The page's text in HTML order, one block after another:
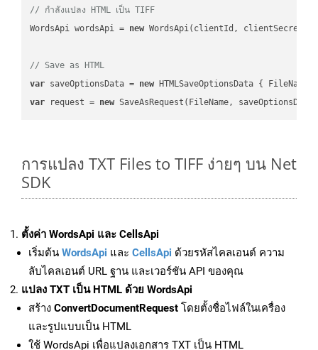
// กำลังแปลง HTML เป็น TIFF
WordsApi wordsApi = new WordsApi(clientId, clientSecret);
// Save as HTML
var saveOptionsData = new HTMLSaveOptionsData { FileName
var request = new
การแปลง TXT Files to TIFF ง่ายๆ บน Net
SDK
ตั้งค่า WordsApi และ CellsApi
เริ่มต้น WordsApi และ CellsApi ด้วยรหัสไคลเอนต์ ความ
ลับไคลเอนต์ URL ฐาน และเวอร์ชัน API ของคุณ
แปลง TXT เป็น HTML ด้วย WordsApi
สร้าง ConvertDocumentRequest โดยตั้งชื่อไฟล์ในเครื่อง
และรูปแบบเป็น HTML
ใช้ WordsApi เพื่อแปลงเอกสาร TXT เป็น HTML